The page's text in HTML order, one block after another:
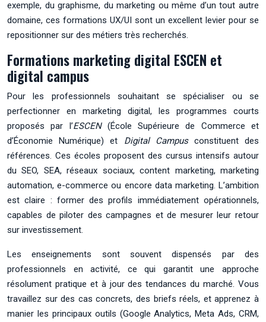
exemple, du graphisme, du marketing ou même d’un tout autre
domaine, ces formations UX/UI sont un excellent levier pour se
repositionner sur des métiers très recherchés.
Formations marketing digital ESCEN et
digital campus
Pour les professionnels souhaitant se spécialiser ou se
perfectionner en marketing digital, les programmes courts
proposés par l’ESCEN(École Supérieure de Commerce et
d’Économie Numérique) et Digital Campusconstituent des
références. Ces écoles proposent des cursus intensifs autour
du SEO, SEA, réseaux sociaux, content marketing, marketing
automation, e-commerce ou encore data marketing. L’ambition
est claire : former des profils immédiatement opérationnels,
capables de piloter des campagnes et de mesurer leur retour
sur investissement.
Les enseignements sont souvent dispensés par des
professionnels en activité, ce qui garantit une approche
résolument pratique et à jour des tendances du marché. Vous
travaillez sur des cas concrets, des briefs réels, et apprenez à
manier les principaux outils (Google Analytics, Meta Ads, CRM,